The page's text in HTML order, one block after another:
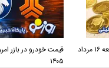
قیمت سکه و طلا امروز جمعه ۱۶ مرداد
۱۴۰۵